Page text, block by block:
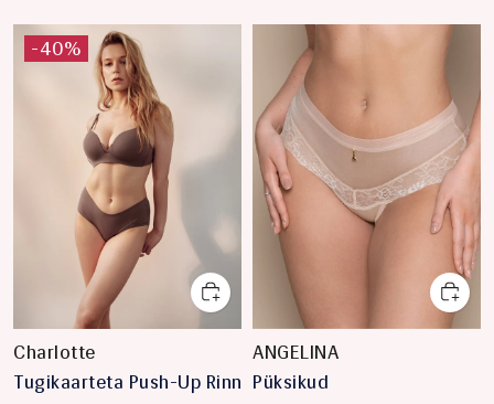
-40%
Charlotte
Tugikaarteta Push-Up Rinnahoidja
ANGELINA
Püksikud